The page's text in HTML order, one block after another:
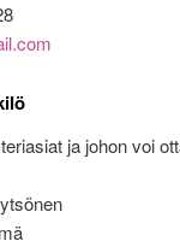
ja johon voi